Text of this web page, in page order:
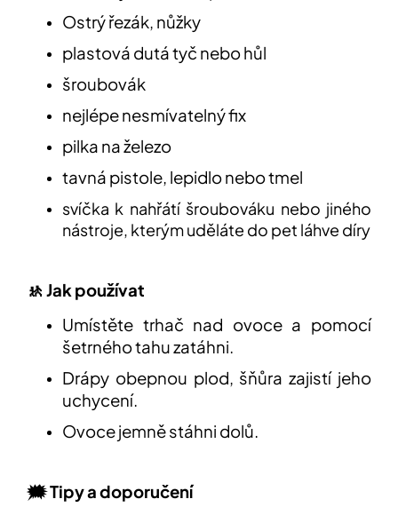
Ostrý řezák, nůžky
plastová dutá tyč nebo hůl
šroubovák
nejlépe nesmívatelný fix
pilka na železo
tavná pistole, lepidlo nebo tmel
svíčka k nahřátí šroubováku nebo jiného
nástroje, kterým uděláte do pet láhve díry
🚸 Jak používat
Umístěte trhač nad ovoce a pomocí
šetrného tahu zatáhni.
Drápy obepnou plod, šňůra zajistí jeho
uchycení.
Ovoce jemně stáhni dolů.
🗯️ Tipy a doporučení